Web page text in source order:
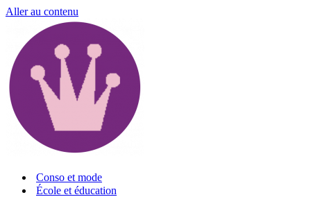
Aller au contenu
Conso et mode
École et éducation